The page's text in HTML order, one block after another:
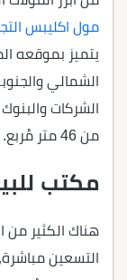
مول اكليبس
يتميز بموقعه
الشمالي
الشركات
من 46 متر مُربع.
مكتب
هناك الكثير من
التسعين مباشرة،